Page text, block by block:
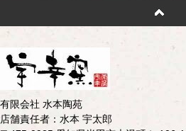
有限会社 水本陶苑
店舗責任者：水本 宇太郎